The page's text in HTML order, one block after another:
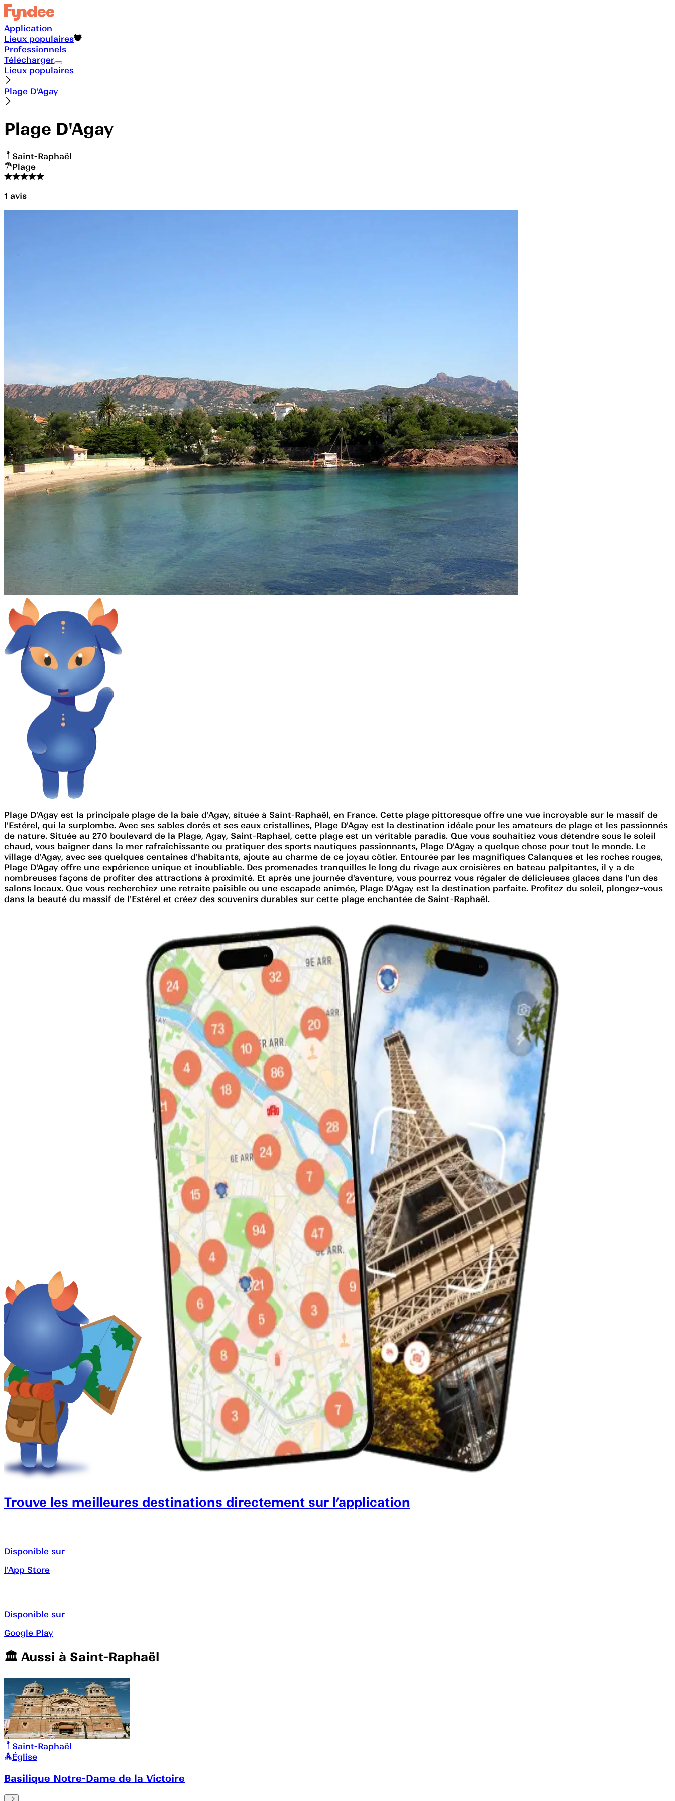
Application
Lieux populaires
Professionnels
Télécharger
Lieux populaires
Plage D'Agay
Plage D'Agay
Saint-Raphaël
Plage
1 avis
Plage D'Agay est la principale plage de la baie d'Agay, située à Saint-Raphaël, en France. Cette plage pittoresque offre une vue incroyable sur le massif de
l'Estérel, qui la surplombe. Avec ses sables dorés et ses eaux cristallines, Plage D'Agay est la destination idéale pour les amateurs de plage et les passionnés
de nature. Située au 270 boulevard de la Plage, Agay, Saint-Raphael, cette plage est un véritable paradis. Que vous souhaitiez vous détendre sous le soleil
chaud, vous baigner dans la mer rafraîchissante ou pratiquer des sports nautiques passionnants, Plage D'Agay a quelque chose pour tout le monde. Le
village d'Agay, avec ses quelques centaines d'habitants, ajoute au charme de ce joyau côtier. Entourée par les magnifiques Calanques et les roches rouges,
Plage D'Agay offre une expérience unique et inoubliable. Des promenades tranquilles le long du rivage aux croisières en bateau palpitantes, il y a de
nombreuses façons de profiter des attractions à proximité. Et après une journée d'aventure, vous pourrez vous régaler de délicieuses glaces dans l'un des
salons locaux. Que vous recherchiez une retraite paisible ou une escapade animée, Plage D'Agay est la destination parfaite. Profitez du soleil, plongez-vous
dans la beauté du massif de l'Estérel et créez des souvenirs durables sur cette plage enchantée de Saint-Raphaël.
Trouve les meilleures destinations directement sur l’application
Disponible sur
l'App Store
Disponible sur
Google Play
🏛️️ Aussi à Saint-Raphaël
Saint-Raphaël
Église
Basilique Notre-Dame de la Victoire